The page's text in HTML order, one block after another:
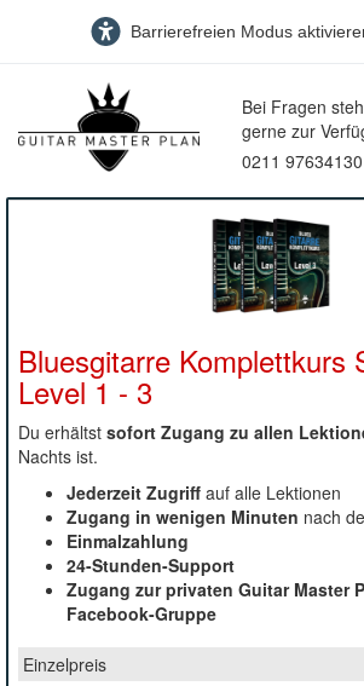
Barrierefreien Modus
Bei Fragen
gerne zur
0211 97634130
Bluesgitarre Komplettkurs
Level 1 - 3
Du erhältst sofort Zugang zu allen
Nachts ist.
Jederzeit Zugriff auf alle Lektionen
Zugang in wenigen Minuten nach
Einmalzahlung
24-Stunden-Support
Zugang zur privaten Guitar Master
Facebook-Gruppe